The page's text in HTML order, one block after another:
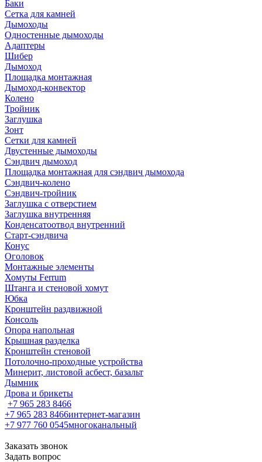
Баки
Сетка для камней
Дымоходы
Одностенные дымоходы
Адаптеры
Шибер
Дымоход
Площадка монтажная
Дымоход-конвектор
Колено
Тройник
Заглушка
Зонт
Сетки для камней
Двустенные дымоходы
Сэндвич дымоход
Площадка монтажная для сэндвич дымохода
Сэндвич-колено
Сэндвич-тройник
Заглушка с отверстием
Заглушка внутренняя
Конденсатоотвод внутренний
Старт-сэндвича
Конус
Оголовок
Монтажные элементы
Хомуты Ferrum
Штанга и стеновой хомут
Юбка
Кронштейн раздвижной
Консоль
Опора напольная
Крышная разделка
Кронштейн стеновой
Потолочно-проходные устройства
Минерит, листовой асбест, базальт
Дымник
Дрова и брикеты
+7 965 283 8466
+7 965 283 8466интернет-магазин
+7 977 760 0545многоканальный
Заказать звонок
Задать вопрос